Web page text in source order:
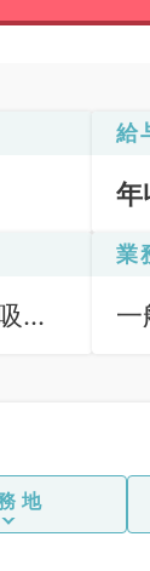
給
年
器
、
業
一
地